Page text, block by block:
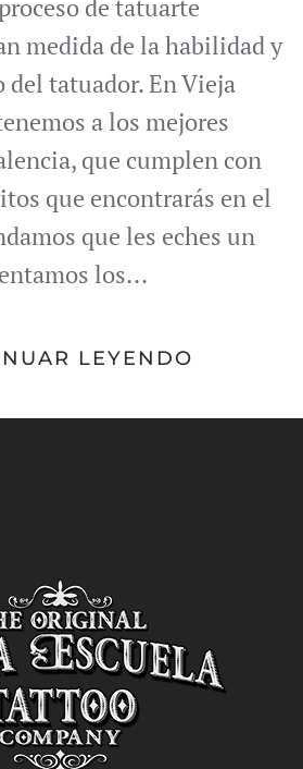
de tatuarte
medida de la habilidad y
tatuador. En Vieja
a los mejores
que cumplen con
que encontrarás en el
que les eches un
los...
LEYENDO